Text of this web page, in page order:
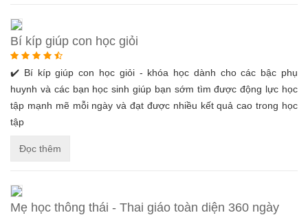
Bí kíp giúp con học giỏi
✔️ Bí kíp giúp con học giỏi - khóa học dành cho các bậc phụ
huynh và các bạn học sinh giúp bạn sớm tìm được động lực học
tập mạnh mẽ mỗi ngày và đạt được nhiều kết quả cao trong học
tập
Đọc thêm
Mẹ học thông thái - Thai giáo toàn diện 360 ngày